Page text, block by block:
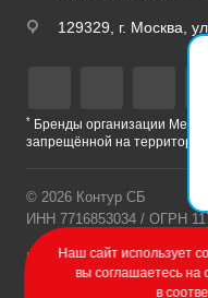
129329, г. Москва,
* Бренды организации Meta,
запрещённой на территории
© 2026 Контур СБ
ИНН 7716853034 / ОГРН
ПолитикаНаш сайт использует
вы соглашаетесь на
в